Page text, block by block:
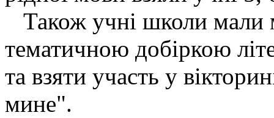
Також учні школи мали
тематичною добіркою
та взяти участь у
мине".